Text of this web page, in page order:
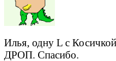
Илья, одну L с
ДРОП. Спасибо.